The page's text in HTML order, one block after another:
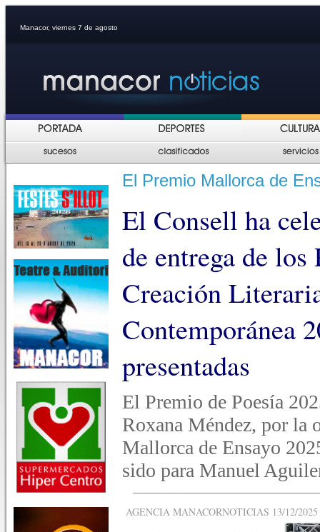
Manacor, viernes 7 de agosto
El Premio Mallorca de
El Consell ha
de entrega de
Creación
Contemporánea
presentadas
El Premio de Poesía
Roxana Méndez, por
Mallorca de Ensayo
sido para Manuel
AGENCIA MANACORNOTICIAS 13/12/